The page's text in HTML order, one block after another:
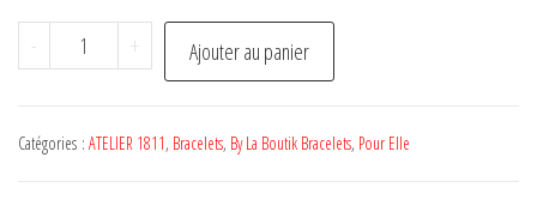
-
quantité
de
Parme
+ Ajouter au panier
Catégories : ATELIER 1811, Bracelets, By La Boutik Bracelets, Pour Elle